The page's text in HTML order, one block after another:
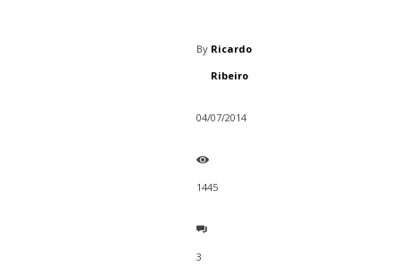
By Ricardo
Ribeiro
04/07/2014
1445
3